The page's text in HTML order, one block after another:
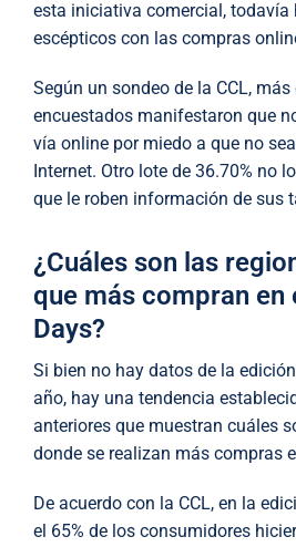
esta iniciativa comercial, todavía
escépticos con las compras
Según un sondeo de la CCL, más
encuestados manifestaron que
vía online por miedo a que no
Internet. Otro lote de 36.70% no
que le roben información de sus
¿Cuáles son las
que más compran en
Days?
Si bien no hay datos de la
año, hay una tendencia
anteriores que muestran cuáles
donde se realizan más compras
De acuerdo con la CCL, en la
el 65% de los consumidores